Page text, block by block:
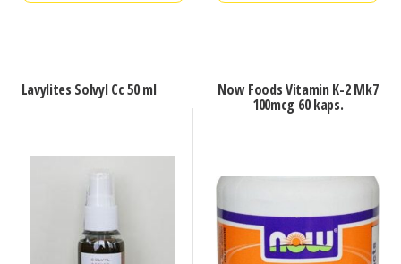
Lavylites Solvyl Cc 50 ml Now Foods Vitamin K-2 Mk7
100mcg 60 kaps.